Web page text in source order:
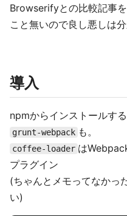
Browserifyとの比較記事
こと無いので良し悪しは
導入
npmからインストールす
grunt-webpack も。
coffee-loader は
プラグイン
(ちゃんとメモってなかっ
い)